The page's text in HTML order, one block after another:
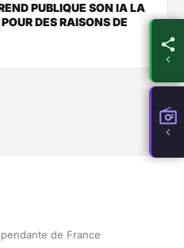
PUBLIQUE SON IA LA
DES RAISONS DE
de France